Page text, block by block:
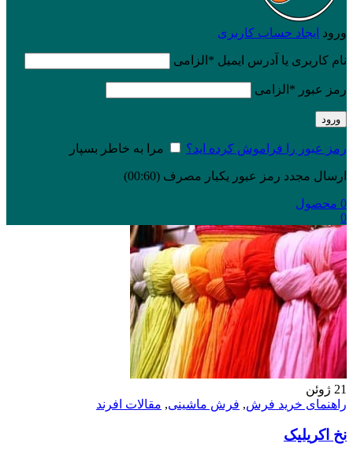
ورود ایجاد حساب کاربری
نام کاربری یا آدرس ایمیل * الزامی
رمز عبور * الزامی
ورود
رمز عبور را فراموش کرده اید؟ مرا به خاطر بسپار
ارسال مجدد رمز عبور یکبار مصرف (00:
60
)
0 محصول
0
21 ژوئن
راهنمای خرید فرش, فرش ماشینی, مقالات افرند
نخ اکریلیک